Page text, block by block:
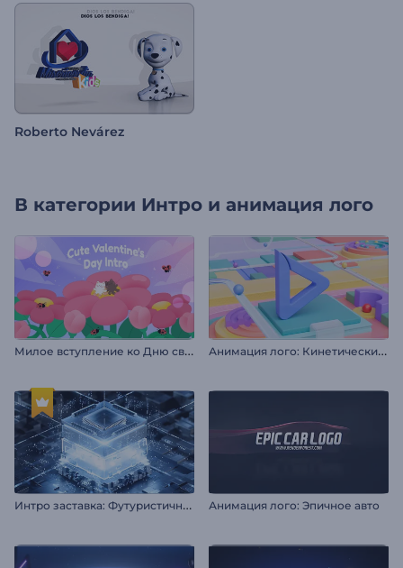
Roberto Nevárez
В категории Интро и анимация лого
М
илое вступление ко Дню святого Валентина А
нимация лого: Кинетические шары
И
нтро заставка: Футуристичный хай-тек Анимация лого: Эпичное авто